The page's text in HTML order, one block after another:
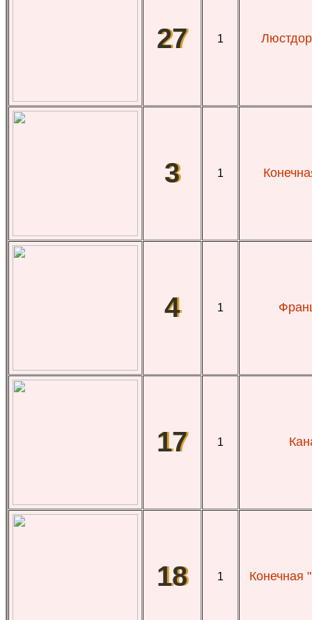
27 1
3 1
4 1
17 1
18 1 Конечная